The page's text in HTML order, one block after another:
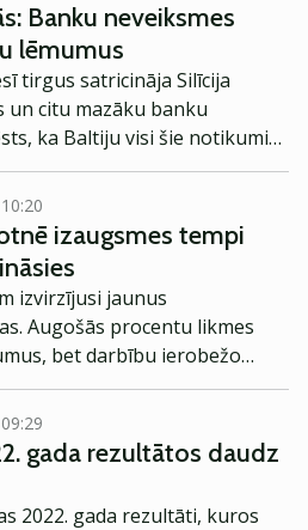
Banku neveiksmes
lēmumus
tirgus satricināja Silīcija
un citu mazāku banku
ka Baltiju visi šie notikumi
tas ietekmēja gan.
izaugsmes tempi
izvirzījusi jaunus
Augošās procentu likmes
bet darbību ierobežo
Darījuma īstenošana
taču paredzams, ka
ienākumiem.
gada rezultātos daudz
2022. gada rezultāti, kuros